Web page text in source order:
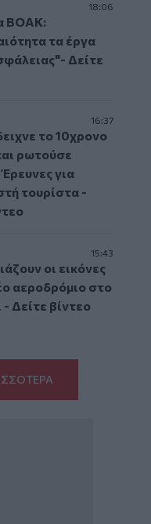
18:06
ΒΟΑΚ:
τα έργα
Δείτε
16:37
το 10χρονο
ρωτούσε
για
τουρίστα -
15:43
οι εικόνες
αεροδρόμιο στο
Δείτε βίντεο